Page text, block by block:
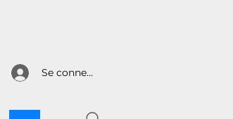
Se connecter